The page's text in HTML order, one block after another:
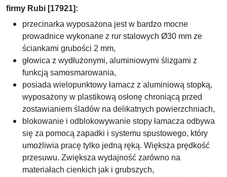
firmy Rubi [17921]:
przecinarka wyposażona jest w bardzo mocne
prowadnice wykonane z rur stalowych Ø30 mm ze
ściankami grubości 2 mm,
głowica z wydłużonymi, aluminiowymi ślizgami z
funkcją samosmarowania,
posiada wielopunktowy łamacz z aluminiową stopką,
wyposażony w plastikową osłonę chroniącą przed
zostawianiem śladów na delikatnych powierzchniach,
blokowanie i odblokowywanie stopy łamacza odbywa
się za pomocą zapadki i systemu spustowego, który
umożliwia pracę tylko jedną ręką. Większa prędkość
przesuwu. Zwiększa wydajność zarówno na
materiałach cienkich jak i grubszych,